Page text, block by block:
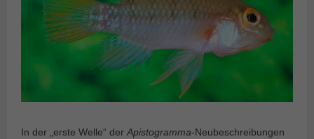
In der „erste Welle“ der Apistogramma-Neubeschreibungen